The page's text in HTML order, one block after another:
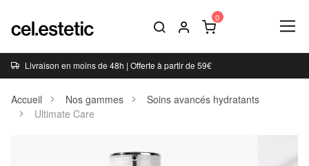
Livraison en moins de 48h | Offerte à partir de 59€
Accueil Nos gammes
Soins avancés hydratants
Ultimate Care